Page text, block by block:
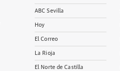
ABC Sevilla
Hoy
El Correo
La Rioja
El Norte de Castilla